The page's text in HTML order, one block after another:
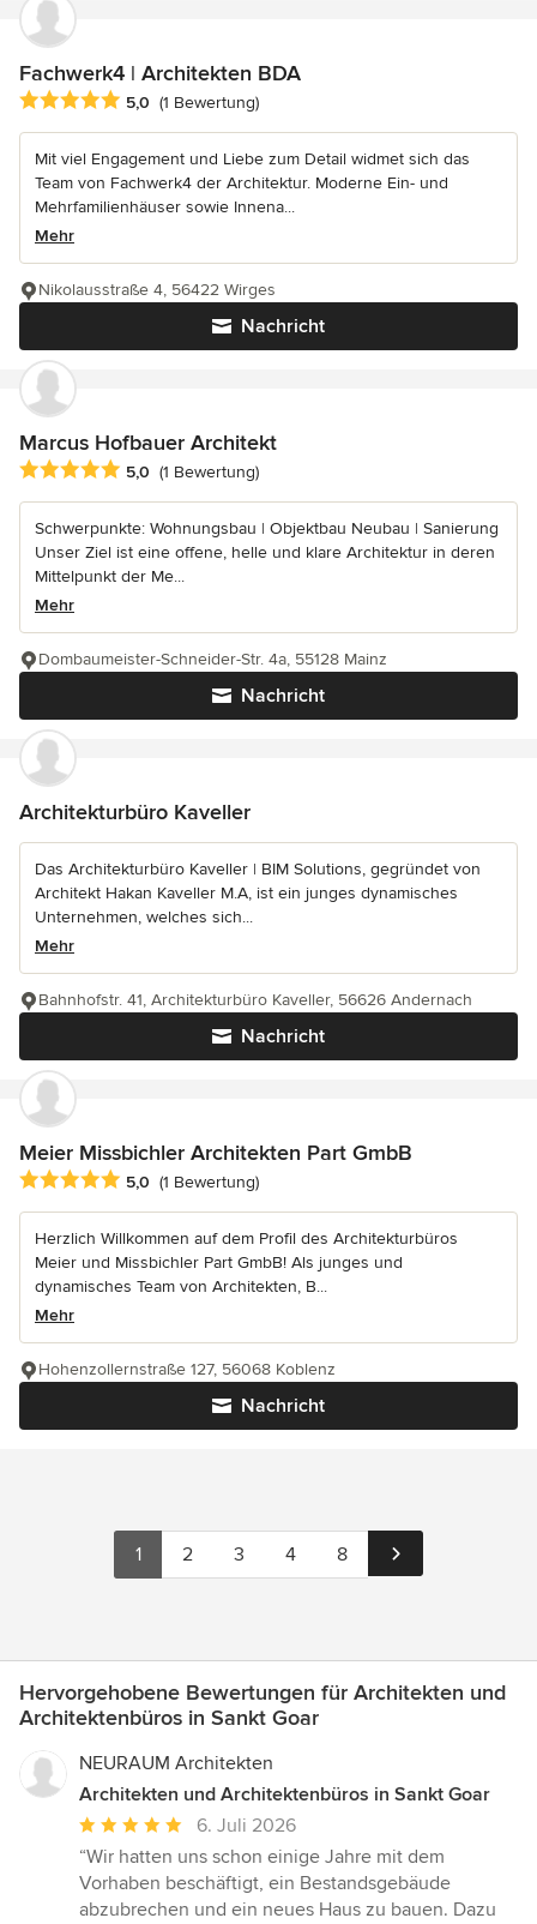
Fachwerk4 | Architekten BDA
Durchschnittliche Bewertung: 5 von 5 Sternen
5,0 (1 Bewertung)
Mit viel Engagement und Liebe zum Detail widmet sich das
Team von Fachwerk4 der Architektur. Moderne Ein- und
Mehrfamilienhäuser sowie Innena...
Mehr
Nachricht
Nikolausstraße 4, 56422 Wirges
Marcus Hofbauer Architekt
Durchschnittliche Bewertung: 5 von 5 Sternen
5,0 (1 Bewertung)
Schwerpunkte: Wohnungsbau | Objektbau Neubau | Sanierung
Unser Ziel ist eine offene, helle und klare Architektur in deren
Mittelpunkt der Me...
Mehr
Nachricht
Dombaumeister-Schneider-Str. 4a, 55128 Mainz
Architekturbüro Kaveller
Das Architekturbüro Kaveller | BIM Solutions, gegründet von
Architekt Hakan Kaveller M.A, ist ein junges dynamisches
Unternehmen, welches sich...
Mehr
Nachricht
Bahnhofstr. 41, Architekturbüro Kaveller, 56626 Andernach
Meier Missbichler Architekten Part GmbB
Durchschnittliche Bewertung: 5 von 5 Sternen
5,0 (1 Bewertung)
Herzlich Willkommen auf dem Profil des Architekturbüros
Meier und Missbichler Part GmbB! Als junges und
dynamisches Team von Architekten, B...
Mehr
Nachricht
Hohenzollernstraße 127, 56068 Koblenz
1 2 3 4 8
Hervorgehobene Bewertungen für Architekten und
Architektenbüros in Sankt Goar
NEURAUM Architekten
Architekten und Architektenbüros in Sankt Goar
Durchschnittliche
Bewertung:
5
von
6. Juli 2026
“Wir hatten uns schon einige Jahre mit dem
Vorhaben beschäftigt, ein Bestandsgebäude
abzubrechen und ein neues Haus zu bauen. Dazu